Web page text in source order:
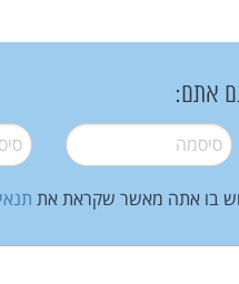
אתם:
סיסמה*
בו אתה מאשר שקראת את